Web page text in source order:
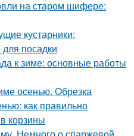
на старом шифере:
кустарники:
посадки
к зиме: основные работы
осенью. Обрезка
как правильно
корзины